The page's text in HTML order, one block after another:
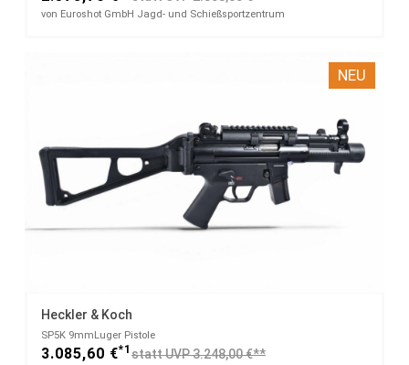
von Euroshot GmbH Jagd- und Schießsportzentrum
NEU
Heckler & Koch
SP5K​ 9mmLuger Pistole
3.085,60 €*1 statt UVP 3.248,00 €**